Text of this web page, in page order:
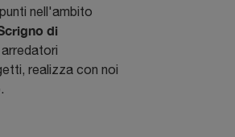
nell'ambito
di
realizza con noi